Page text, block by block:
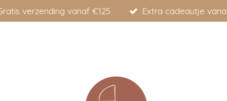
verzending vanaf €125 Extra cadeautje